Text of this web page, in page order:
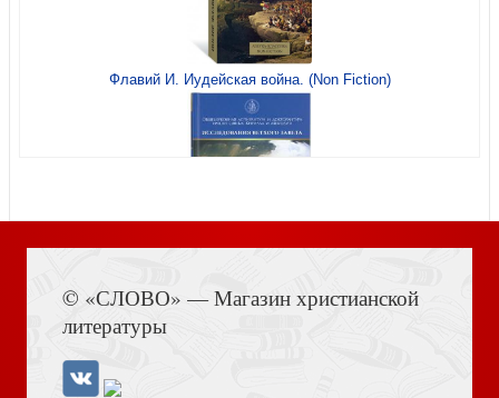
Новый Завет (Даниловский благовестник)
Преосвященный Зосима, епископ Якутский и
Флавий И. Иудейская война. (Non Fiction)
© «СЛОВО» — Магазин христианской
литературы